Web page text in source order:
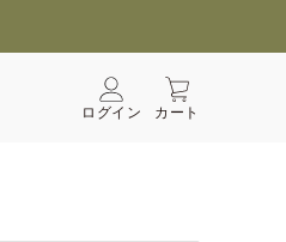
ログイン カート